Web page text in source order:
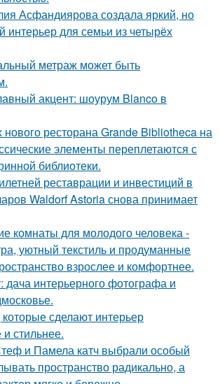
Асфандиярова создала яркий, но
для семьи из четырёх
метраж может быть
акцент: шоурум Blanco в
нового ресторана Grande Bibliotheca на
элементы переплетаются с
библиотеки.
реставрации и инвестиций в
Waldorf Astoria снова принимает
комнаты для молодого человека -
уютный текстиль и продуманные
взрослее и комфортнее.
интерьерного фотографа и
сделают интерьер
стильнее.
и Памела катч выбрали особый
пространство радикально, а